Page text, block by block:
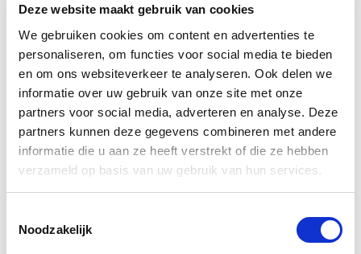
Deze website maakt gebruik van cookies
We gebruiken cookies om content en advertenties te
personaliseren, om functies voor social media te bieden
en om ons websiteverkeer te analyseren. Ook delen we
informatie over uw gebruik van onze site met onze
partners voor social media, adverteren en analyse. Deze
partners kunnen deze gegevens combineren met andere
informatie die u aan ze heeft verstrekt of die ze hebben
verzameld op basis van uw gebruik van hun services.
Noodzakelijk
Herhaling
Medewerker Gevaarlijke Afvalstoffen ( KCA)
Medewerker Milieustraat
Asbest Herkennen
Veiligheid voor Tankreinigers
Veiligheidsadviseur ADR
Veilig laden en lossen van gevaarlijke stoffen